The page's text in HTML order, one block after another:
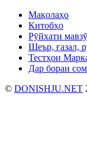
Мақолаҳо
Китобҳо
Рӯйхати
Шеър, ғазал,
Тестҳои
Дар бораи
© DONISHJU.NET